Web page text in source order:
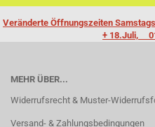
Veränderte Öffnungszeiten
+ 18.Juli,
MEHR ÜBER...
Widerrufsrecht & Muster-
Versand- & Zahlungsbedingungen